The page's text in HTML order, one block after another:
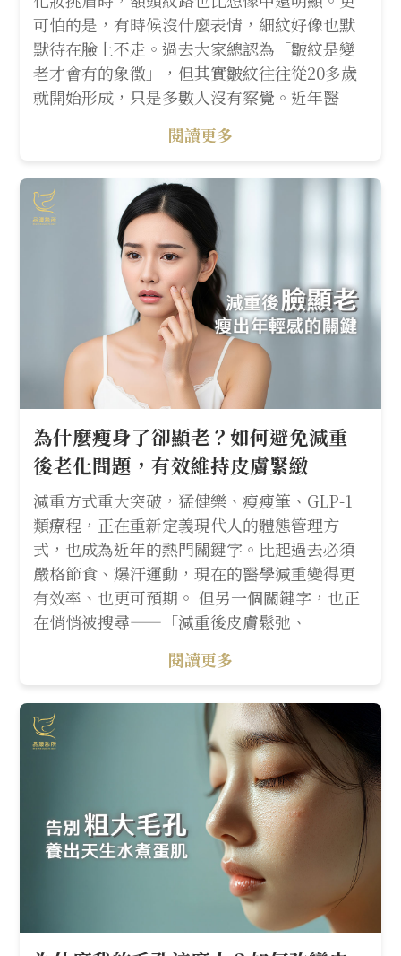
可怕的是，有時候沒什麼表情，細紋好像也默
默待在臉上不走。過去大家總認為「皺紋是變
老才會有的象徵」，但其實皺紋往往從20多歲
就開始形成，只是多數人沒有察覺。近年醫
閱讀更多
為什麼瘦身了卻顯老？如何避免減重
後老化問題，有效維持皮膚緊緻
減重方式重大突破，猛健樂、瘦瘦筆、GLP-1
類療程，正在重新定義現代人的體態管理方
式，也成為近年的熱門關鍵字。比起過去必須
嚴格節食、爆汗運動，現在的醫學減重變得更
有效率、也更可預期。 但另一個關鍵字，也正
在悄悄被搜尋——「減重後皮膚鬆弛、
閱讀更多